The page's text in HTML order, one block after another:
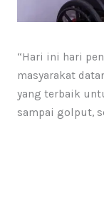
“Hari ini hari
masyarakat
yang terbaik
sampai golput,